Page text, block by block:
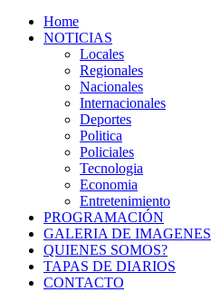
Home
NOTICIAS
Locales
Regionales
Nacionales
Internacionales
Deportes
Politica
Policiales
Tecnologia
Economia
Entretenimiento
PROGRAMACIÓN
GALERIA DE IMAGENES
QUIENES SOMOS?
TAPAS DE DIARIOS
CONTACTO